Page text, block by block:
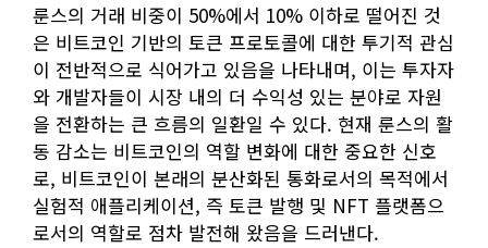
룬스의 거래 비중이 50%에서 10% 이하로 떨어진 것
은 비트코인 기반의 토큰 프로토콜에 대한 투기적 관심
이 전반적으로 식어가고 있음을 나타내며, 이는 투자자
와 개발자들이 시장 내의 더 수익성 있는 분야로 자원
을 전환하는 큰 흐름의 일환일 수 있다. 현재 룬스의 활
동 감소는 비트코인의 역할 변화에 대한 중요한 신호
로, 비트코인이 본래의 분산화된 통화로서의 목적에서
실험적 애플리케이션, 즉 토큰 발행 및 NFT 플랫폼으
로서의 역할로 점차 발전해 왔음을 드러낸다.